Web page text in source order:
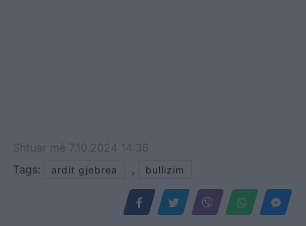
Shtuar më 7.10.2024 14:36
Tags:
ardit gjebrea , bullizim